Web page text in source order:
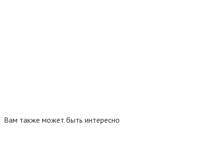
Вам также может быть интересно